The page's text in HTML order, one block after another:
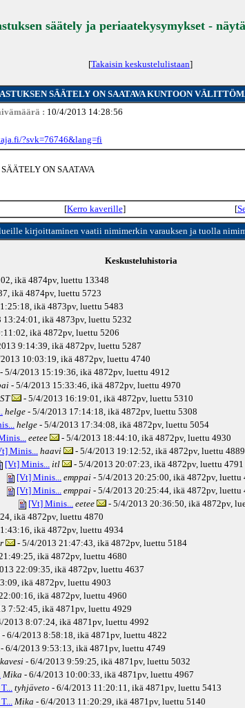
säätely ja periaatekysymykset -
[Takaisin keskustelulistaan]
SÄÄTELY ON SAATAVA KUNTOON
: 10/4/2013 14:28:56
?svk=76746&lang=fi
ON SAATAVA
[Kerro kaverille] [
kirjoittaminen vaatii nimimerkin varauksen ja tuolla
Keskusteluhistoria
ikä 4874pv, luettu 13348
ikä 4874pv, luettu 5723
ikä 4873pv, luettu 5483
13:24:01, ikä4873pv, luettu 5232
ikä 4872pv, luettu 5206
9:14:39, ikä 4872pv, luettu 5287
10:03:19, ikä4872pv, luettu 4740
- 5/4/2013 15:19:36, ikä 4872pv, luettu 4912
- 5/4/2013 15:33:46, ikä 4872pv, luettu 4970
- 5/4/2013 16:19:01, ikä 4872pv, luettu 5310
helge - 5/4/2013 17:14:18, ikä 4872pv, luettu 5308
helge - 5/4/2013 17:34:08, ikä 4872pv, luettu 5054
eetee - 5/4/2013 18:44:10, ikä 4872pv, luettu 4930
Minis...haavi - 5/4/2013 19:12:52, ikä 4872pv, luettu 4889
[Vt] Minis... itl - 5/4/2013 20:07:23, ikä 4872pv, luettu 4791
[Vt] Minis... emppai - 5/4/2013 20:25:00, ikä 4872pv, luettu
[Vt] Minis... emppai - 5/4/2013 20:25:44, ikä 4872pv, luettu
[Vt] Minis... eetee - 5/4/2013 20:36:50, ikä 4872pv,
ikä 4872pv, luettu 4870
ikä 4872pv, luettu 4934
- 5/4/2013 21:47:43, ikä 4872pv, luettu 5184
ikä 4872pv, luettu 4680
22:09:35, ikä4872pv, luettu 4637
ikä 4872pv, luettu 4903
ikä 4872pv, luettu 4960
7:52:45, ikä 4871pv, luettu 4929
2013 8:07:24, ikä 4871pv, luettu 4992
- 6/4/2013 8:58:18, ikä 4871pv, luettu 4822
- 6/4/2013 9:53:13, ikä 4871pv, luettu 4749
- 6/4/2013 9:59:25, ikä 4871pv, luettu 5032
Mika - 6/4/2013 10:00:33, ikä 4871pv, luettu 4967
tyhjäveto - 6/4/2013 11:20:11, ikä 4871pv, luettu 5413
Mika - 6/4/2013 11:20:29, ikä 4871pv, luettu 5140